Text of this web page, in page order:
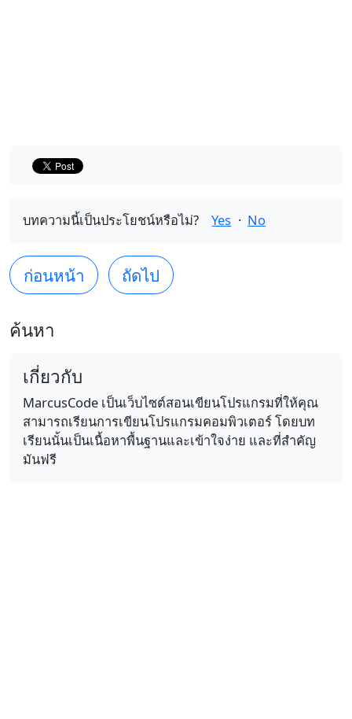
บทความนี้เป็นประโยชน์หรือไม่? Yes · No
ก่อนหน้า ถัดไป
ค้นหา
เกี่ยวกับ
MarcusCode เป็นเว็บไซต์สอนเขียนโปรแกรมที่ให้คุณ
สามารถเรียนการเขียนโปรแกรมคอมพิวเตอร์ โดยบท
เรียนนั้นเป็นเนื้อหาพื้นฐานและเข้าใจง่าย และที่สำคัญ
มันฟรี